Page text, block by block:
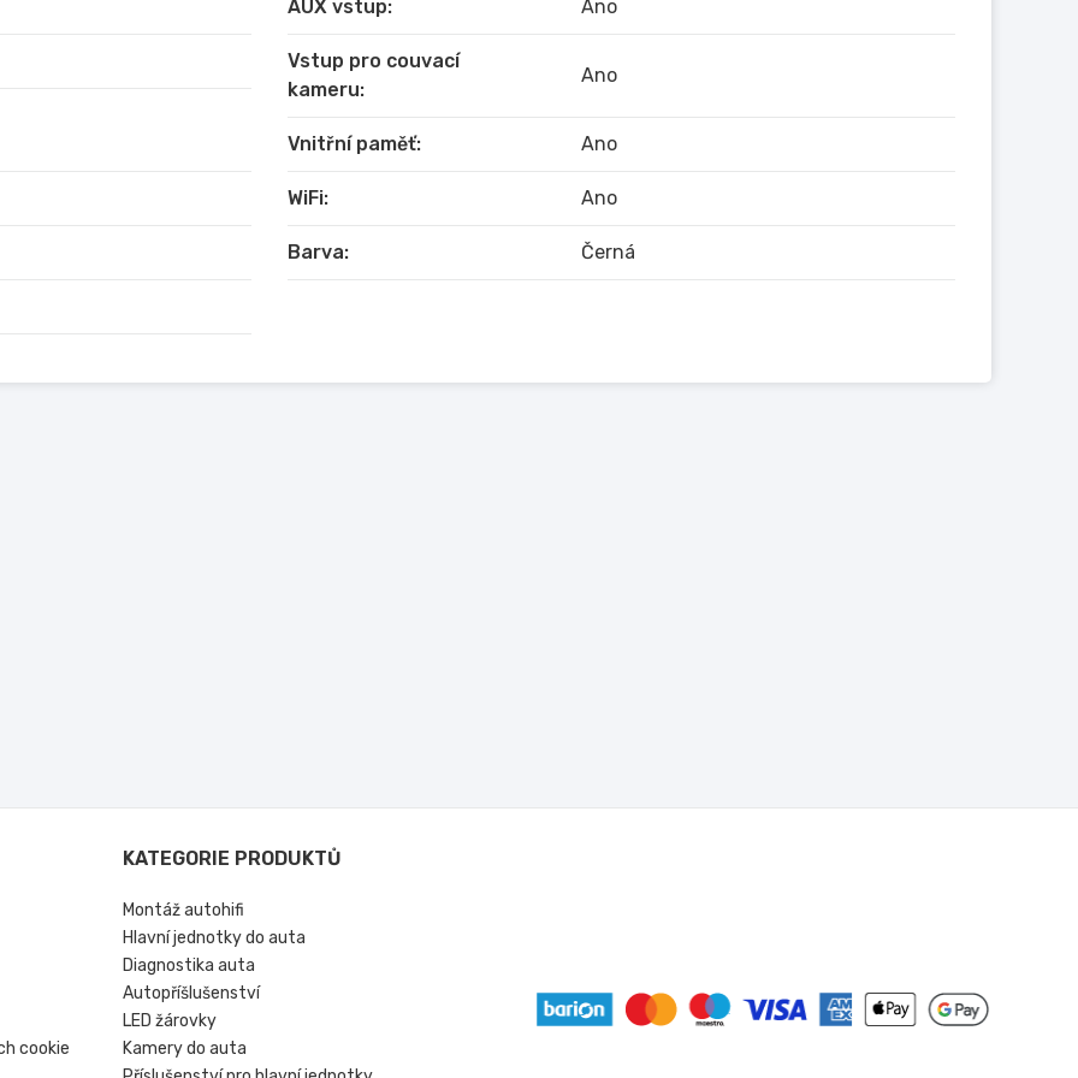
iPhone a Android na displej Car HiFi
mikrofon, Rádiová anténa, GPS anténa, Subwoofer
Youtube, Netflix, HBOGo atd
Viber atd.
vzhledem, kabelový svazek napájecího kabelu specifický pro automobil,2xUSB kabel, RCA kabel,
AUX vstup: Ano
Vstup pro couvací
kameru:
Ano
Vnitřní paměť: Ano
WiFi: Ano
Barva: Černá
cookie
KATEGORIE PRODUKTŮ
Montáž autohifi
Hlavní jednotky do auta
Diagnostika auta
Autopříšlušenství
LED žárovky
Kamery do auta